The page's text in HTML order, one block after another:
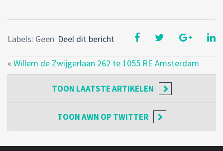
Deel dit bericht
Labels: Geen
« Willem de Zwijgerlaan 262 te 1055 RE Amsterdam
TOON LAATSTE ARTIKELEN
TOONAWN OP TWITTER